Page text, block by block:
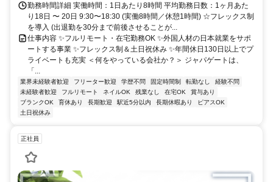
勤務時間詳細 実働時間：1日あたり8時間 平均勤務日数：1ヶ月あた
り18日 〜 20日 9:30〜18:30 (実働8時間／休憩1時間) ☆フレックス制
を導入 (出退勤を30分まで前後させることが...
仕事内容 ✨フルリモート・在宅勤務OK ✨外国人材の日本就業をサポ
ートする事業 ✨フレックス制＆土日祝休み ✨年間休日130日以上でプ
ライベートも充実 ＜何をやっている会社か？＞ ジャパゲートは、
「...
業界未経験者歓迎 フリーター歓迎 学歴不問 固定時間制 転勤なし
経験不問
未経験者歓迎
フルリモート ネイルOK 残業なし 在宅OK
賞与あり
ブランクOK
育休あり 長期歓迎 駅近5分以内 長期休暇あり
ピアスOK
土日祝休み
正社員